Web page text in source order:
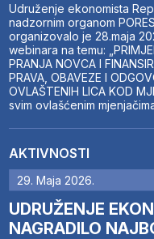
Udruženje ekonomista
nadzornim organom
organizovalo je 28.maja
webinara na temu:
PRANJA NOVCA I
PRAVA, OBAVEZE I
OVLAŠTENIH LICA KOD
svim ovlašćenim
AKTIVNOSTI
29. Maja 2026.
UDRUŽENJE
NAGRADILO